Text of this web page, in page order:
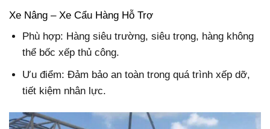
Xe Nâng – Xe Cẩu Hàng Hỗ Trợ
Phù hợp: Hàng siêu trường, siêu trọng, hàng không
thể bốc xếp thủ công.
Ưu điểm: Đảm bảo an toàn trong quá trình xếp dỡ,
tiết kiệm nhân lực.